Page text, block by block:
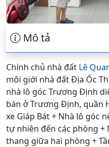
Mô tả
Chính chủ nhà đất Lê
môi giới nhà đất Địa Ốc
nhà lô góc Trương Định
bán ở Trương Định, quần
xe Giáp Bát + Nhà lô góc
tự nhiên đến các phòng +
thang giữa hai phòng +